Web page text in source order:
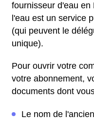
fournisseur d'eau
l'eau est un service
(qui peuvent le
unique).
Pour ouvrir votre
votre abonnement,
documents dont
Le nom de